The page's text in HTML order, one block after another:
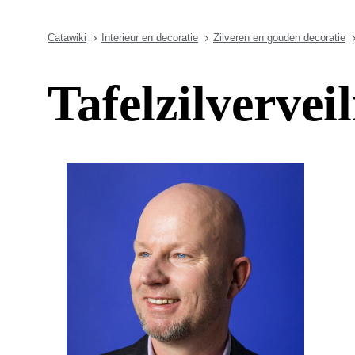
Catawiki Interieur en decoratie Zilveren en gouden decoratie